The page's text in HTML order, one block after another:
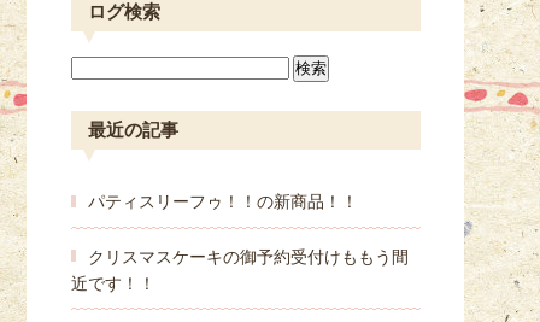
ログ検索
最近の記事
パティスリーフゥ！！の新商品！！
クリスマスケーキの御予約受付けももう間
近です！！